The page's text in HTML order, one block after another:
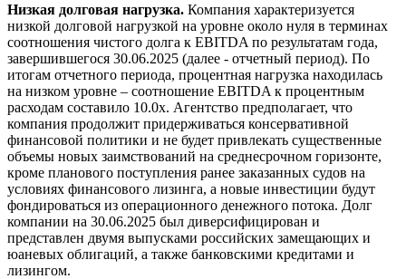
Низкая долговая нагрузка. Компания характеризуется
низкой долговой нагрузкой на уровне около нуля в терминах
соотношения чистого долга к EBITDA по результатам года,
завершившегося 30.06.2025 (далее - отчетный период). По
итогам отчетного периода, процентная нагрузка находилась
на низком уровне – соотношение EBITDA к процентным
расходам составило 10.0х. Агентство предполагает, что
компания продолжит придерживаться консервативной
финансовой политики и не будет привлекать существенные
объемы новых заимствований на среднесрочном горизонте,
кроме планового поступления ранее заказанных судов на
условиях финансового лизинга, а новые инвестиции будут
фондироваться из операционного денежного потока. Долг
компании на 30.06.2025 был диверсифицирован и
представлен двумя выпусками российских замещающих и
юаневых облигаций, а также банковскими кредитами и
лизингом.